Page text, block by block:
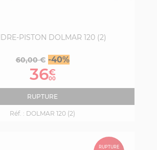
PISTON DOLMAR 120 (2)
Prix
base
60,00 € -40%Prix
36€
00
RUPTURE
Réf. : DOLMAR 120 (2)
RUPTURE